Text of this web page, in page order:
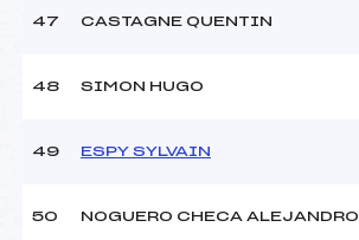
47 CASTAGNE QUENTIN
48 SIMON HUGO
49 ESPY SYLVAIN
50 NOGUERO CHECA ALEJANDRO